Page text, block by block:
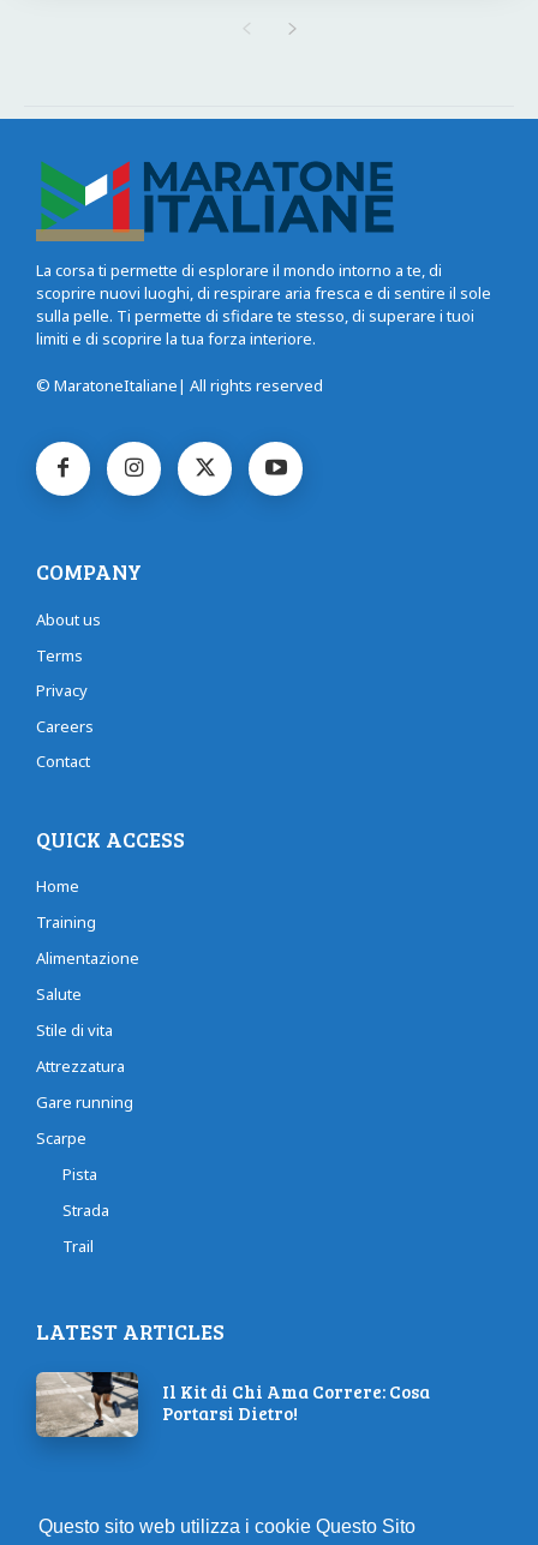
La corsa ti permette di esplorare il mondo intorno a te, di
scoprire nuovi luoghi, di respirare aria fresca e di sentire il sole
sulla pelle. Ti permette di sfidare te stesso, di superare i tuoi
limiti e di scoprire la tua forza interiore.
© MaratoneItaliane| All rights reserved
COMPANY
About us
Terms
Privacy
Careers
Contact
QUICK ACCESS
Home
Training
Alimentazione
Salute
Stile di vita
Attrezzatura
Gare running
Scarpe
Pista
Strada
Trail
LATEST ARTICLES
Il Kit di Chi Ama Correre: Cosa
Portarsi Dietro!
trasformare la tua performance
atletica
Questo sito web utilizza i cookie Questo Sito